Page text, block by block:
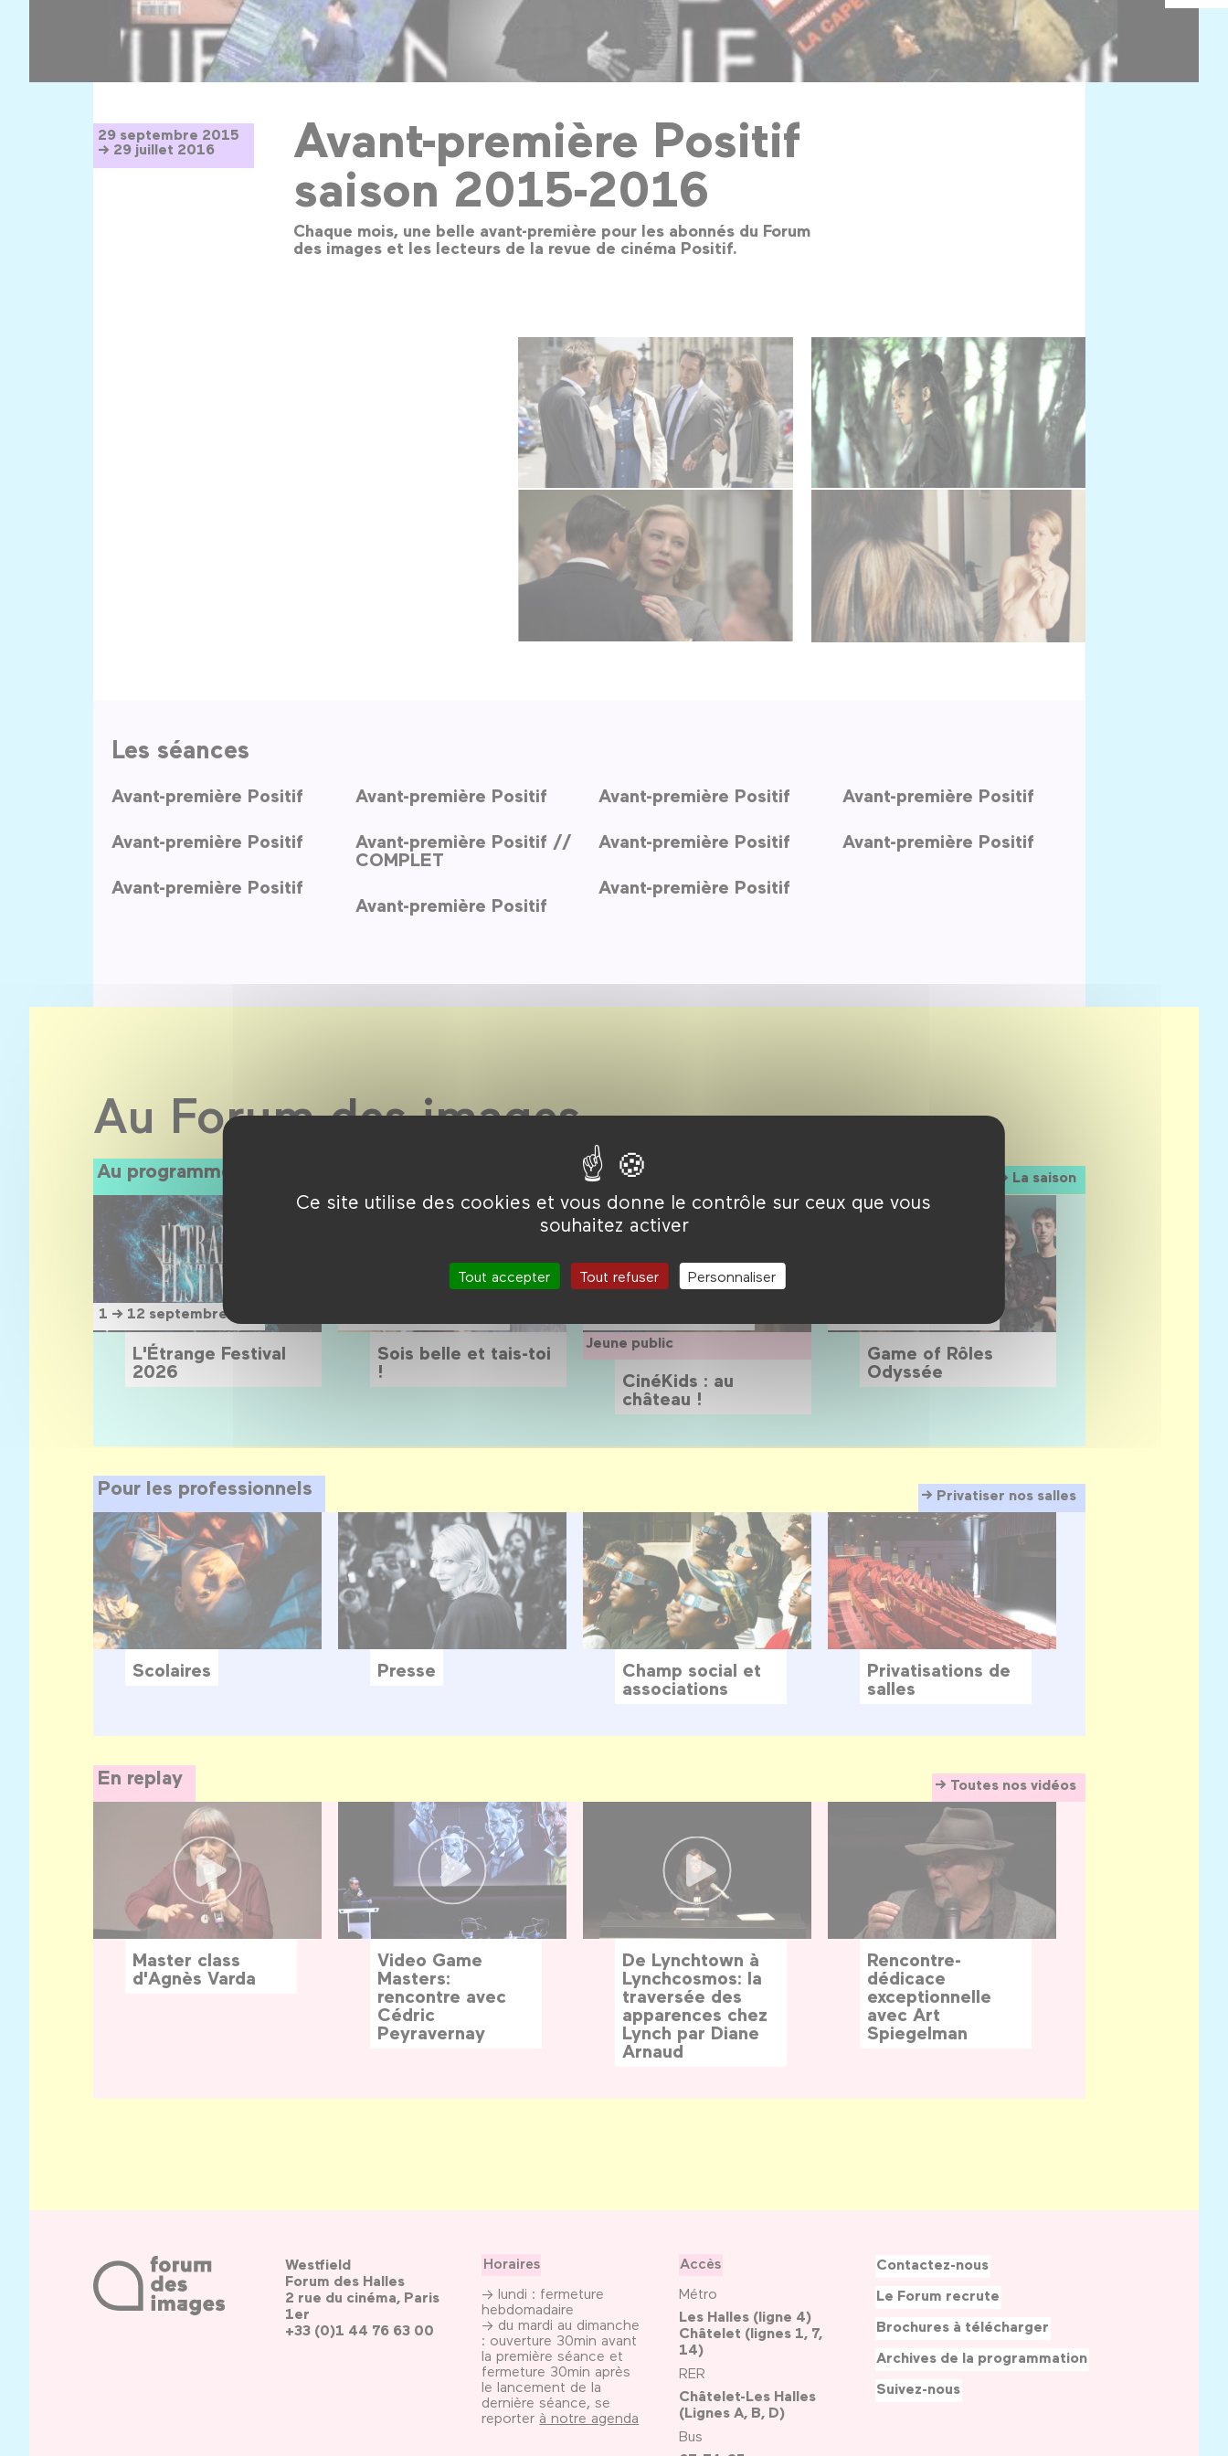
Ce site utilise des cookies et vous donne le contrôle sur ceux que vous
souhaitez activer
Tout accepter Tout refuser Personnaliser
29 septembre 2015
→ 29 juillet 2016
Avant-première Positif
saison 2015-2016
Chaque mois, une belle avant-première pour les abonnés du Forum
des images et les lecteurs de la revue de cinéma Positif.
Les séances
Avant-première Positif
Avant-première Positif
Avant-première Positif
Avant-première Positif
Avant-première Positif //
COMPLET
Avant-première Positif
Avant-première Positif
Avant-première Positif
Avant-première Positif
Avant-première Positif
Avant-première Positif
Au Forum des images
Au programme La saison
1 → 12 septembre 2026
L'Étrange Festival
2026
Sois belle et tais-toi
!
Jeune public
CinéKids : au
château !
Game of Rôles
Odyssée
Pour les professionnels Privatiser nos salles
Scolaires Presse
Champ social et
associations
Privatisations de
salles
En replay Toutes nos vidéos
Master class
d'Agnès Varda
Video Game
Masters:
rencontre avec
Cédric
Peyravernay
De Lynchtown à
Lynchcosmos: la
traversée des
apparences chez
Lynch par Diane
Arnaud
Rencontre-
dédicace
exceptionnelle
avec Art
Spiegelman
Westfield
Forum des Halles
2 rue du cinéma, Paris
1er
+33 (0)1 44 76 63 00
Horaires
→ lundi : fermeture
hebdomadaire
→ du mardi au dimanche
: ouverture 30min avant
la première séance et
fermeture 30min après
le lancement de la
dernière séance, se
reporter à notre agenda
Accès
Métro
Les Halles (ligne 4)
Châtelet (lignes 1, 7,
14)
RER
Châtelet-Les Halles
(Lignes A, B, D)
Bus
Contactez-nous
Le Forum recrute
Brochures à télécharger
Archives de la programmation
Suivez-nous